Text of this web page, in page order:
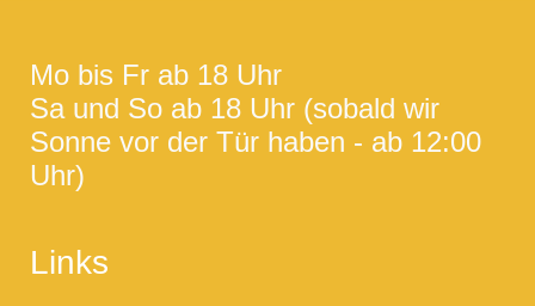
Mo bis Fr ab 18 Uhr
Sa und So ab 18 Uhr (sobald wir
Sonne vor der Tür haben - ab 12:00
Uhr)
Links